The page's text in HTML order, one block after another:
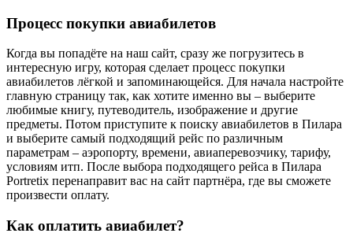
Процесс покупки авиабилетов
Когда вы попадёте на наш сайт, сразу же погрузитесь в
интересную игру, которая сделает процесс покупки
авиабилетов лёгкой и запоминающейся. Для начала настройте
главную страницу так, как хотите именно вы – выберите
любимые книгу, путеводитель, изображение и другие
предметы. Потом приступите к поиску авиабилетов в Пилара
и выберите самый подходящий рейс по различным
параметрам – аэропорту, времени, авиаперевозчику, тарифу,
условиям итп. После выбора подходящего рейса в Пилара
Portretix перенаправит вас на сайт партнёра, где вы сможете
произвести оплату.
Как оплатить авиабилет?